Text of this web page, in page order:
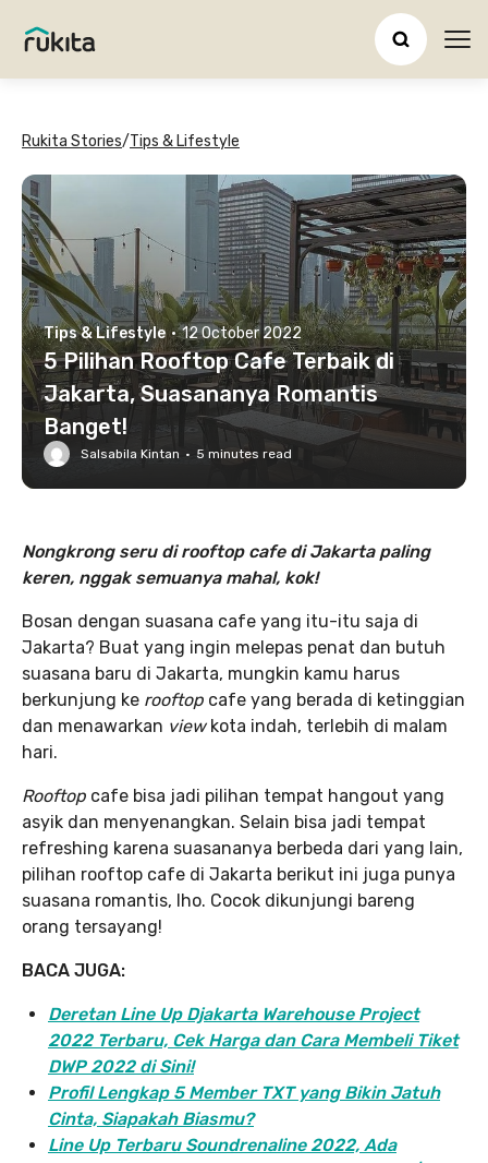
Rukita Stories/Tips & Lifestyle
Tips & Lifestyle · 12 October 2022
5 Pilihan Rooftop Cafe Terbaik di
Jakarta, Suasananya Romantis
Banget!
Salsabila Kintan · 5 minutes read
Nongkrong seru di rooftop cafe di Jakarta paling
keren, nggak semuanya mahal, kok!
Bosan dengan suasana cafe yang itu-itu saja di
Jakarta? Buat yang ingin melepas penat dan butuh
suasana baru di Jakarta, mungkin kamu harus
berkunjung ke rooftop cafe yang berada di ketinggian
dan menawarkan view kota indah, terlebih di malam
hari.
Rooftop cafe bisa jadi pilihan tempat hangout yang
asyik dan menyenangkan. Selain bisa jadi tempat
refreshing karena suasananya berbeda dari yang lain,
pilihan rooftop cafe di Jakarta berikut ini juga punya
suasana romantis, lho. Cocok dikunjungi bareng
orang tersayang!
BACA JUGA:
Deretan Line Up Djakarta Warehouse Project
2022 Terbaru, Cek Harga dan Cara Membeli Tiket
DWP 2022 di Sini!
Profil Lengkap 5 Member TXT yang Bikin Jatuh
Cinta, Siapakah Biasmu?
Line Up Terbaru Soundrenaline 2022, Ada